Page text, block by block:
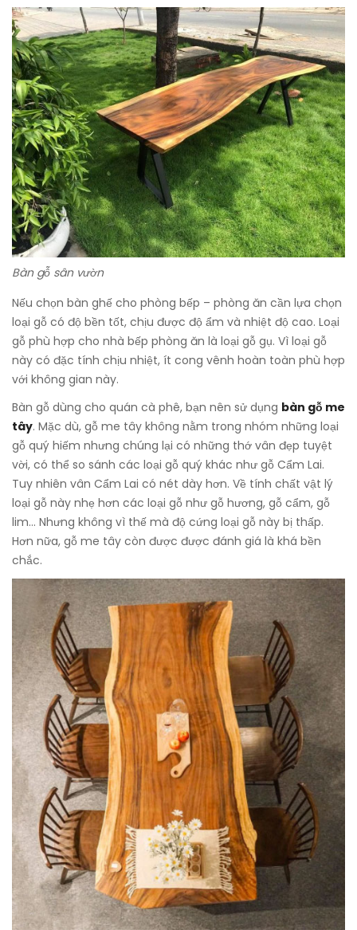
Bàn gỗ sân vườn
Nếu chọn bàn ghế cho phòng bếp – phòng ăn cần lựa chọn
loại gỗ có độ bền tốt, chịu được độ ẩm và nhiệt độ cao. Loại
gỗ phù hợp cho nhà bếp phòng ăn là loại gỗ gụ. Vì loại gỗ
này có đặc tính chịu nhiệt, ít cong vênh hoàn toàn phù hợp
với không gian này.
Bàn gỗ dùng cho quán cà phê, bạn nên sử dụng bàn gỗ me
tây. Mặc dù, gỗ me tây không nằm trong nhóm những loại
gỗ quý hiếm nhưng chúng lại có những thớ vân đẹp tuyệt
vời, có thể so sánh các loại gỗ quý khác như gỗ Cẩm Lai.
Tuy nhiên vân Cẩm Lai có nét dày hơn. Về tính chất vật lý
loại gỗ này nhẹ hơn các loại gỗ như gỗ hương, gỗ cẩm, gỗ
lim… Nhưng không vì thế mà độ cứng loại gỗ này bị thấp.
Hơn nữa, gỗ me tây còn được được đánh giá là khá bền
chắc.